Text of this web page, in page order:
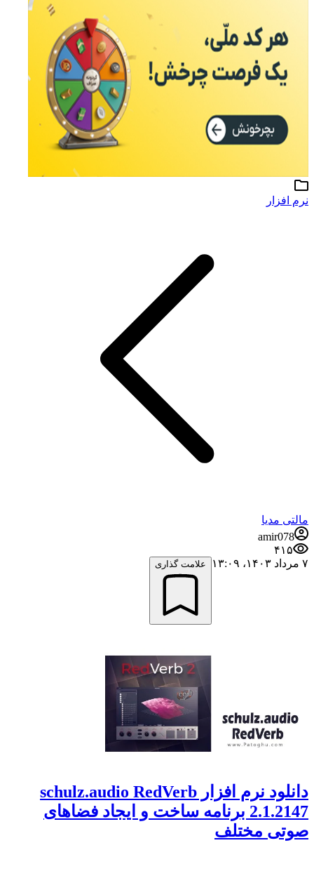
نرم افزار
مالتی مدیا
amir078
۴۱۵
۷ مرداد ۱۴۰۳،‏ ۱۳:۰۹
علامت گذاری
دانلود نرم افزار schulz.audio RedVerb
2.1.2147 برنامه ساخت و ایجاد فضاهای
صوتی مختلف